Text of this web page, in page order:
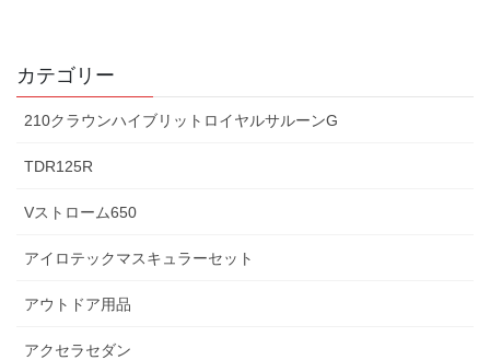
カテゴリー
210クラウンハイブリットロイヤルサルーンG
TDR125R
Vストローム650
アイロテックマスキュラーセット
アウトドア用品
アクセラセダン